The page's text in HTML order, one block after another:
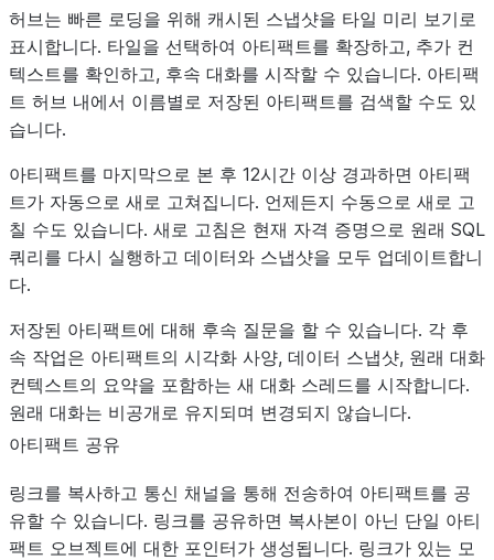
허브는 빠른 로딩을 위해 캐시된 스냅샷을 타일 미리 보기로
표시합니다. 타일을 선택하여 아티팩트를 확장하고, 추가 컨
텍스트를 확인하고, 후속 대화를 시작할 수 있습니다. 아티팩
트 허브 내에서 이름별로 저장된 아티팩트를 검색할 수도 있
습니다.
아티팩트를 마지막으로 본 후 12시간 이상 경과하면 아티팩
트가 자동으로 새로 고쳐집니다. 언제든지 수동으로 새로 고
칠 수도 있습니다. 새로 고침은 현재 자격 증명으로 원래 SQL
쿼리를 다시 실행하고 데이터와 스냅샷을 모두 업데이트합니
다.
저장된 아티팩트에 대해 후속 질문을 할 수 있습니다. 각 후
속 작업은 아티팩트의 시각화 사양, 데이터 스냅샷, 원래 대화
컨텍스트의 요약을 포함하는 새 대화 스레드를 시작합니다.
원래 대화는 비공개로 유지되며 변경되지 않습니다.
아티팩트 공유
링크를 복사하고 통신 채널을 통해 전송하여 아티팩트를 공
유할 수 있습니다. 링크를 공유하면 복사본이 아닌 단일 아티
팩트 오브젝트에 대한 포인터가 생성됩니다. 링크가 있는 모